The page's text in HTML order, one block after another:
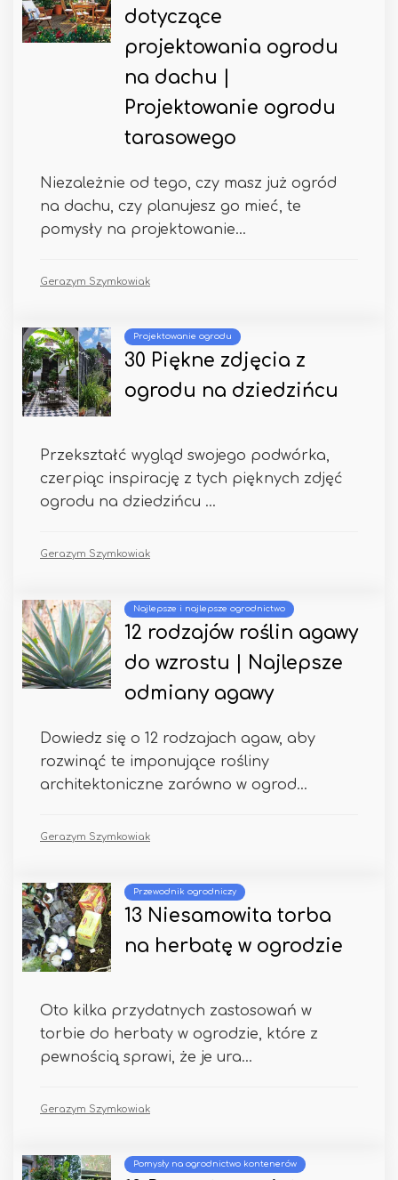
dotyczące
projektowania ogrodu
na dachu |
Projektowanie ogrodu
tarasowego
Niezależnie od tego, czy masz już ogród
na dachu, czy planujesz go mieć, te
pomysły na projektowanie...
Gerazym Szymkowiak
Projektowanie ogrodu
30 Piękne zdjęcia z
ogrodu na dziedzińcu
Przekształć wygląd swojego podwórka,
czerpiąc inspirację z tych pięknych zdjęć
ogrodu na dziedzińcu ...
Gerazym Szymkowiak
Najlepsze i najlepsze ogrodnictwo
12 rodzajów roślin agawy
do wzrostu | Najlepsze
odmiany agawy
Dowiedz się o 12 rodzajach agaw, aby
rozwinąć te imponujące rośliny
architektoniczne zarówno w ogrod...
Gerazym Szymkowiak
Przewodnik ogrodniczy
13 Niesamowita torba
na herbatę w ogrodzie
Oto kilka przydatnych zastosowań w
torbie do herbaty w ogrodzie, które z
pewnością sprawi, że je ura...
Gerazym Szymkowiak
Pomysły na ogrodnictwo kontenerów